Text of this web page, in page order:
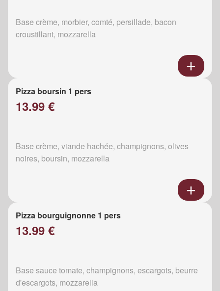
Base crème, morbier, comté, persillade, bacon
croustillant, mozzarella
Pizza boursin 1 pers
13.99 €
Base crème, viande hachée, champignons, olives
noires, boursin, mozzarella
Pizza bourguignonne 1 pers
13.99 €
Base sauce tomate, champignons, escargots, beurre
d'escargots, mozzarella